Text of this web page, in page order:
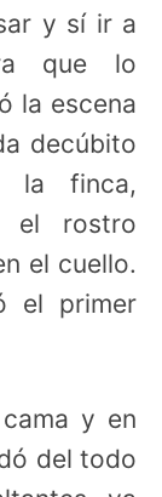
y sí ir a
que lo
la escena
decúbito
la finca,
el rostro
el cuello.
el primer
y en
del todo